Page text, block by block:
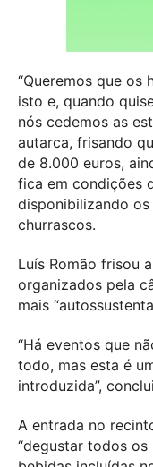
“Queremos que os
isto e, quando
nós cedemos as
autarca, frisando
de 8.000 euros,
fica em condições
disponibilizando
churrascos.
Luís Romão frisou
organizados pela
mais
“Há eventos que
todo, mas esta é
introduzida”,
A entrada no
“degustar todos os